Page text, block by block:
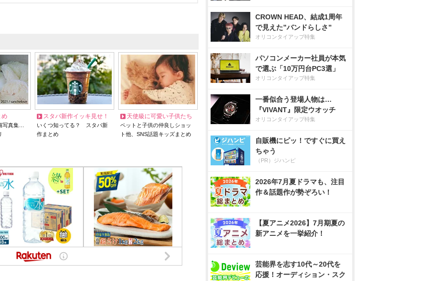
め
写真集…
スタバ新作イッキ見せ！
いくつ知ってる？ スタバ新
作まとめ
天使級に可愛い子供たち
ペットと子供の仲良しショッ
ト他、SNS話題キッズまとめ
CROWN HEAD、結成1周年
で見えた”バンドらしさ”
オリコンタイアップ特集
パソコンメーカー社員が本気
で選ぶ「10万円台PC3選」
オリコンタイアップ特集
一番似合う登場人物は…
『VIVANT』限定ウオッチ
オリコンタイアップ特集
自販機にピッ！ですぐに買え
ちゃう
（PR）ジハンピ
2026年7月夏ドラマも、注目
作＆話題作が勢ぞろい！
【夏アニメ2026】7月期夏の
新アニメを一挙紹介！
芸能界を志す10代～20代を
応援！オーディション・スク